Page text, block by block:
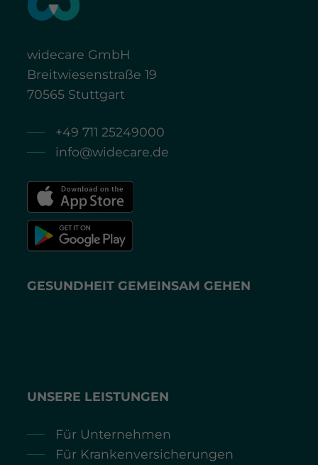
widecare GmbH
Breitwiesenstraße 19
70565 Stuttgart
+49 711 25249000
info@widecare.de
GESUNDHEIT GEMEINSAM GEHEN
UNSERE LEISTUNGEN
Für Unternehmen
Für Krankenversicherungen